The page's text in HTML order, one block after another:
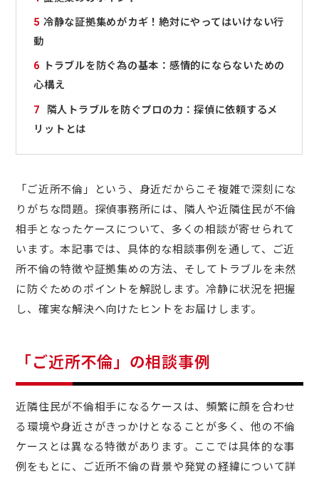
5 冷静な証拠集めがカギ！絶対にやってはいけない行
動
6 トラブルを防ぐ為の基本：感情的にならないための
心構え
7 隣人トラブルを防ぐプロの力：探偵に依頼するメ
リットとは
「ご近所不倫」という、身近だからこそ複雑で深刻にな
りがちな問題。探偵事務所には、隣人や近隣住民が不倫
相手となったケースについて、多くの相談が寄せられて
います。本記事では、具体的な相談事例を通して、ご近
所不倫の特徴や証拠集めの方法、そしてトラブルを未然
に防ぐためのポイントを解説します。冷静に状況を把握
し、確実な解決へ向けたヒントをお届けします。
「ご近所不倫」の相談事例
近隣住民が不倫相手になるケースは、頻繁に顔を合わせ
る環境や身近さがきっかけとなることが多く、他の不倫
ケースとは異なる特徴があります。ここでは具体的な事
例をもとに、ご近所不倫の背景や発覚の経緯について詳